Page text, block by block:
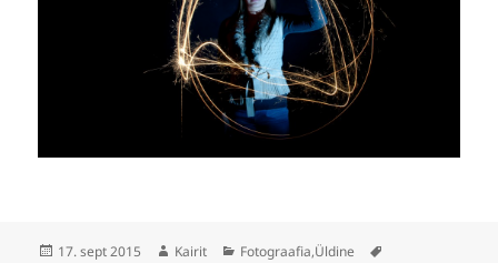
Postitatud
17. sept 2015 Autor
Kairit Rubriigid
Fotograafia,Üldine